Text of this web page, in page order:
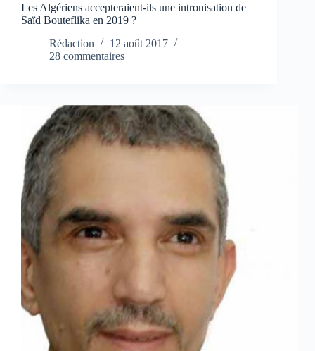
Les Algériens accepteraient-ils une intronisation de
Saïd Bouteflika en 2019 ?
Rédaction
12 août 2017
28 commentaires